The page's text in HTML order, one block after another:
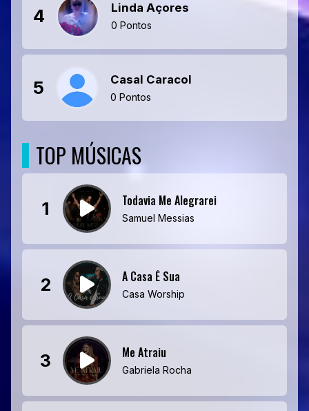
4 Linda Açores
0 Pontos
5 Casal Caracol
0 Pontos
TOP MÚSICAS
1 Todavia Me Alegrarei
Samuel Messias
2 A Casa É Sua
Casa Worship
3 Me Atraiu
Gabriela Rocha